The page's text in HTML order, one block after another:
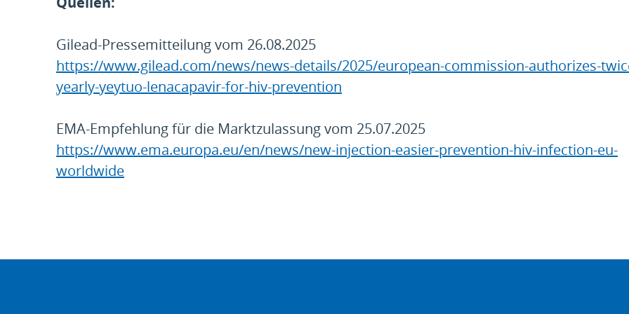
Gilead-Pressemitteilung vom 26.08.2025
https://www.gilead.com/news/news-details/2025/european-commission-authorizes-
yearly-yeytuo-lenacapavir-for-hiv-prevention
EMA-Empfehlung für die Marktzulassung vom 25.07.2025
https://www.ema.europa.eu/en/news/new-injection-easier-prevention-hiv-infection-eu-
worldwide